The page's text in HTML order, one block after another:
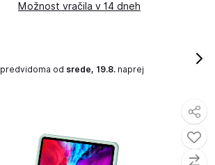
Možnost vračila v 14 dneh
predvidoma od srede, 19.8. naprej